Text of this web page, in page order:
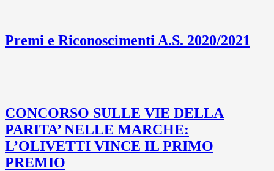
Premi e Riconoscimenti A.S. 2020/2021
CONCORSO SULLE VIE DELLA
PARITA’ NELLE MARCHE:
L’OLIVETTI VINCE IL PRIMO
PREMIO